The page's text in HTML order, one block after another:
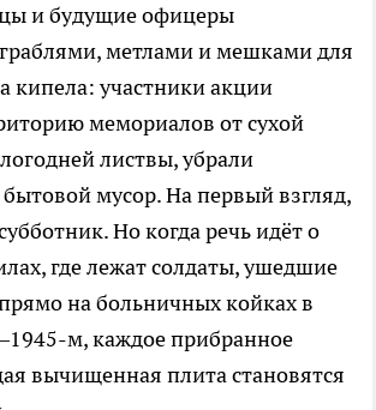
и будущие офицеры
метлами и мешками для
кипела: участники акции
мемориалов от сухой
листвы, убрали
мусор. На первый взгляд,
Но когда речь идёт о
где лежат солдаты, ушедшие
на больничных койках в
м, каждое прибранное
вычищенная плита становятся